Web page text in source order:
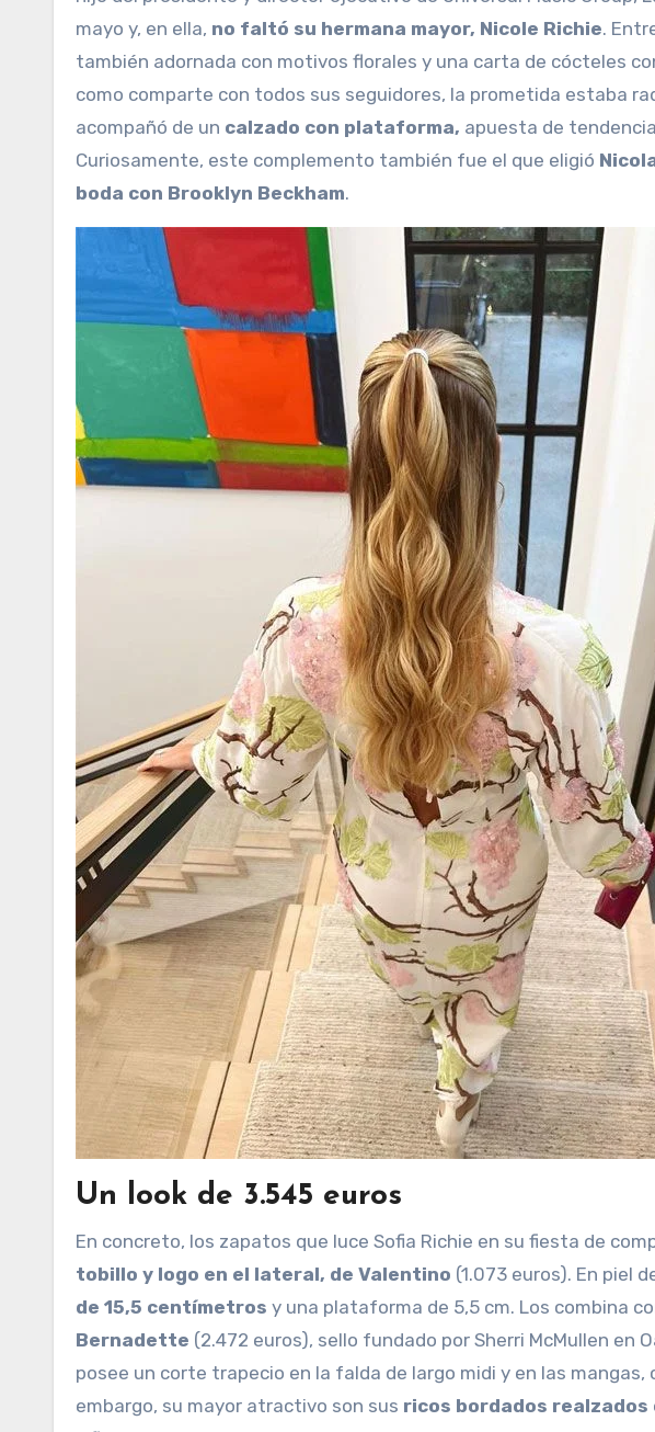
mayo y, en ella, no faltó su hermana mayor, Nicole Richie.
también adornada con motivos florales y una carta de cócteles
como comparte con todos sus seguidores, la prometida estaba
acompañó de un calzado con plataforma, apuesta de
Curiosamente, este complemento también fue el que eligió
boda con Brooklyn Beckham.
Un look de 3.545 euros
En concreto, los zapatos que luce Sofia Richie en su fiesta de
tobillo y logo en el lateral, de Valentino (1.073 euros). En piel
de 15,5 centímetros y una plataforma de 5,5 cm. Los combina
Bernadette (2.472 euros), sello fundado por Sherri McMullen en
posee un corte trapecio en la falda de largo midi y en las mangas,
embargo, su mayor atractivo son sus ricos bordados